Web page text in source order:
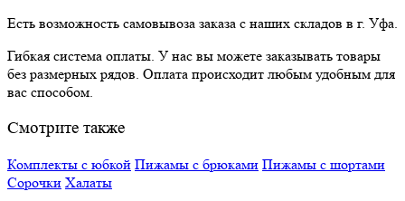
Есть возможность самовывоза заказа с наших складов в г. Уфа.
Гибкая система оплаты. У нас вы можете заказывать товары
без размерных рядов. Оплата происходит любым удобным для
вас способом.
Смотрите также
Комплекты с юбкой Пижамы с брюками Пижамы с шортами
Сорочки Халаты